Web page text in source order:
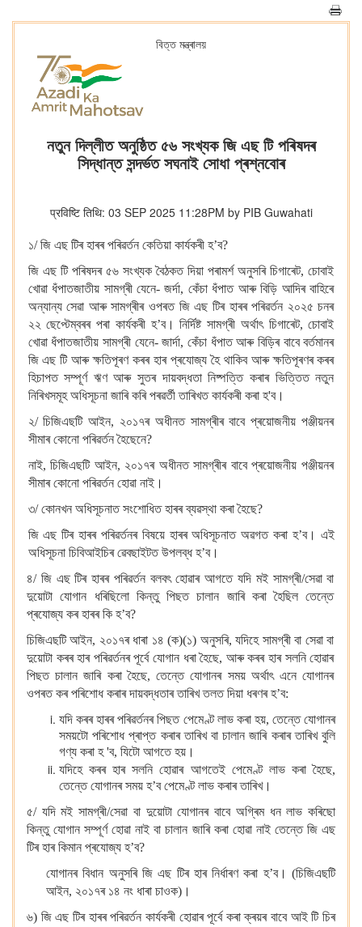
বিত্ত মন্ত্ৰালয়
নতুন দিল্লীত অনুষ্ঠিত ৫৬ সংখ্যক জি এছ টি পৰিষদৰ
সিদ্ধান্ত সন্দৰ্ভত সঘনাই সোধা প্ৰশ্নবোৰ
प्रविष्टि तिथि: 03 SEP 2025 11:28PM by PIB Guwahati
১/ জি এছ টিৰ হাৰৰ পৰিৱৰ্তন কেতিয়া কাৰ্যকৰী হ’ব?
জি এছ টি পৰিষদৰ ৫৬ সংখ্যক বৈঠকত দিয়া পৰামৰ্শ অনুসৰি চিগাৰেট, চোবাই
খোৱা ধঁপাতজাতীয় সামগ্ৰী যেনে- জৰ্দা, কেঁচা ধঁপাত আৰু বিড়ি আদিৰ বাহিৰে
অন্যান্য সেৱা আৰু সামগ্ৰীৰ ওপৰত জি এছ টিৰ হাৰৰ পৰিৱৰ্তন ২০২৫ চনৰ
২২ ছেপ্টেম্বৰৰ পৰা কাৰ্যকৰী হ’ব।
নিৰ্দিষ্ট সামগ্ৰী অৰ্থাৎ চিগাৰেট, চোবাই
খোৱা ধঁপাতজাতীয় সামগ্ৰী যেনে- জাৰ্দা, কেঁচা ধঁপাত আৰু বিড়িৰ বাবে বৰ্তমানৰ
জি এছ টি আৰু ক্ষতিপূৰণ কৰৰ হাৰ প্ৰযোজ্য হৈ থাকিব আৰু ক্ষতিপূৰণৰ কৰৰ
হিচাপত সম্পূৰ্ণ ঋণ আৰু সুতৰ দায়বদ্ধতা নিষ্পত্তি কৰাৰ ভিত্তিত নতুন
নিৰিখসমূহ অধিসূচনা জাৰি কৰি পৰৱৰ্তী তাৰিখত কাৰ্যকৰী কৰা হ'ব।
২/ চিজিএছটি আইন, ২০১৭ৰ অধীনত সামগ্ৰীৰ বাবে প্ৰয়োজনীয় পঞ্জীয়নৰ
সীমাৰ কোনো পৰিৱৰ্তন হৈছেনে?
নাই, চিজিএছটি আইন, ২০১৭ৰ অধীনত সামগ্ৰীৰ বাবে প্ৰয়োজনীয় পঞ্জীয়নৰ
সীমাৰ কোনো পৰিৱৰ্তন হোৱা নাই।
৩/ কোনখন অধিসূচনাত সংশোধিত হাৰৰ ব্যৱস্থা কৰা হৈছে?
জি এছ টিৰ হাৰৰ পৰিৱৰ্তনৰ বিষয়ে হাৰৰ অধিসূচনাত অৱগত কৰা হ’ব। এই
অধিসূচনা চিবিআইচিৰ ৱেবছাইটত উপলব্ধ হ’ব।
৪/ জি এছ টিৰ হাৰৰ পৰিৱৰ্তন বলবৎ হোৱাৰ আগতে যদি মই সামগ্ৰী/সেৱা বা
দুয়োটা যোগান ধৰিছিলো কিন্তু পিছত চালান জাৰি কৰা হৈছিল তেন্তে
প্ৰযোজ্য কৰ হাৰৰ কি হ’ব?
চিজিএছটি আইন, ২০১৭ৰ ধাৰা ১৪ (ক)(১) অনুসৰি, যদিহে সামগ্ৰী বা সেৱা বা
দুয়োটা কৰৰ হাৰ পৰিৱৰ্তনৰ পূৰ্বে যোগান ধৰা হৈছে, আৰু কৰৰ হাৰ সলনি হোৱাৰ
পিছত চালান জাৰি কৰা হৈছে, তেন্তে যোগানৰ সময় অৰ্থাৎ এনে যোগানৰ
ওপৰত কৰ পৰিশোধ কৰাৰ দায়বদ্ধতাৰ তাৰিখ তলত দিয়া ধৰণৰ হ’ব:
যদি কৰৰ হাৰৰ পৰিৱৰ্তনৰ পিছত পেমেণ্টলাভ কৰা হয়, তেন্তে যোগানৰ
সময়টো পৰিশোধ প্ৰাপ্ত কৰাৰ তাৰিখ বা চালান জাৰি কৰাৰ তাৰিখ বুলি
গণ্য কৰা হ 'ব, যিটো আগতে হয়।
যদিহে কৰৰ হাৰ সলনি হোৱাৰ আগতেই পেমেণ্ট লাভ কৰা হৈছে,
তেন্তে যোগানৰ সময় হ’ব পেমেণ্ট লাভ কৰাৰ তাৰিখ।
৫/ যদি মই সামগ্ৰী/সেৱা বা দুয়োটা যোগানৰ বাবে অগ্ৰিম ধন লাভ কৰিছো
কিন্তু যোগান সম্পূৰ্ণ হোৱা নাই বা চালান জাৰি কৰা হোৱা নাই তেন্তে জি এছ
টিৰ হাৰ কিমান প্ৰযোজ্য হ’ব?
যোগানৰ বিধান অনুসৰি জি এছ টিৰ হাৰ নিৰ্ধাৰণ কৰা হ’ব। (চিজিএছটি
আইন, ২০১৭ৰ ১৪ নং ধাৰা চাওক)।
৬) জি এছ টিৰ হাৰৰ পৰিৱৰ্তন কাৰ্যকৰী হোৱাৰ পূৰ্বে কৰা ক্ৰয়ৰ বাবে আই টি চিৰ